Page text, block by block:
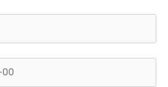
Заказать
разъема телефона
1330 руб.